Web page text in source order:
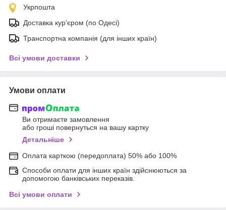
Укрпошта
Доставка кур'єром (по Одесі)
Транспортна компанія (для інших країн)
Всі умови доставки
Умови оплати
Ви отримаєте замовлення
або гроші повернуться на вашу картку
Детальніше
Оплата карткою (передоплата) 50% або 100%
Способи оплати для інших країн здійснюються за
допомогою банківських переказів.
Всі умови оплати